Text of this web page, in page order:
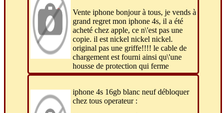
Vente iphone bonjour à tous, je vends à
grand regret mon iphone 4s, il a été
acheté chez apple, ce n\'est pas une
copie. il est nickel nickel nickel.
original pas une griffe!!!! le cable de
chargement est fourni ainsi qu\'une
housse de protection qui ferme
iphone 4s 16gb blanc neuf débloquer
chez tous operateur :